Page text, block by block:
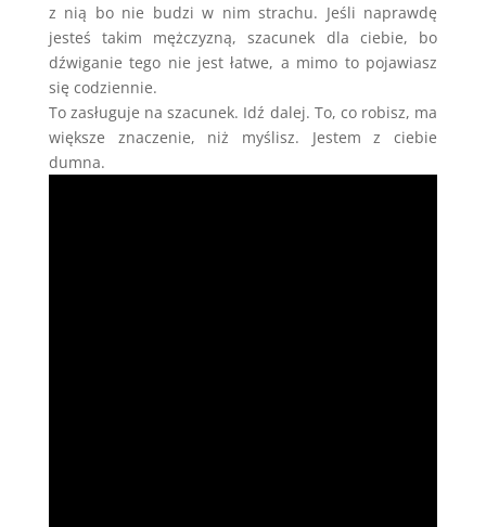
z nią bo nie budzi w nim strachu. Jeśli naprawdę
jesteś takim mężczyzną, szacunek dla ciebie, bo
dźwiganie tego nie jest łatwe, a mimo to pojawiasz
się codziennie.
To zasługuje na szacunek. Idź dalej. To, co robisz, ma
większe znaczenie, niż myślisz. Jestem z ciebie
dumna.